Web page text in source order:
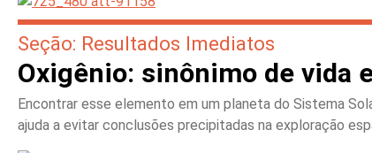
Seção: Resultados Imediatos
Oxigênio: sinônimo de vida
Encontrar esse elemento em um planeta do Sistema
ajuda a evitar conclusões precipitadas na exploração